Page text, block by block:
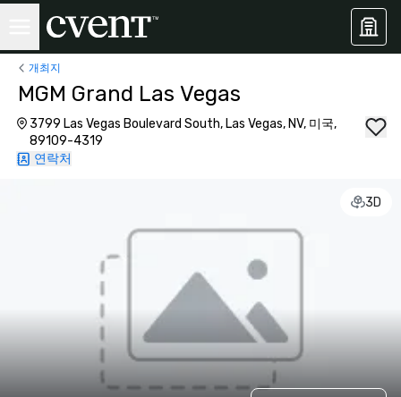
개최지
MGM Grand Las Vegas
3799 Las Vegas Boulevard South, Las Vegas, NV, 미국,
89109-4319
연락처
3D